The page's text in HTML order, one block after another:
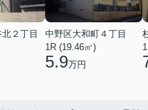
２丁目
中野区大和町４丁目
1R (19.46㎡)
5.9万円